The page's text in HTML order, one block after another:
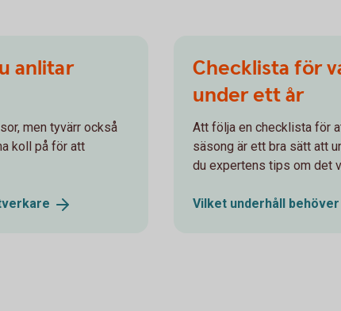
anlitar
men tyvärr också
koll på för att
Checklista för
under ett år
Att följa en checklista för
säsong är ett bra sätt att
du expertens tips om det
Vilket underhåll